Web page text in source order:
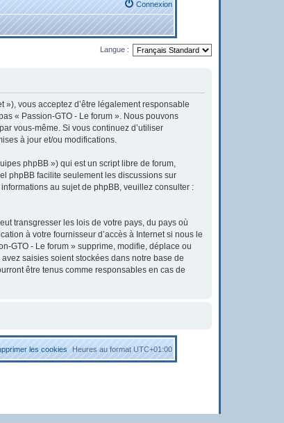
Connexion
Langue :
»), vous acceptez d’être légalement responsable
« Passion-GTO - Le forum ». Nous pouvons
vous-même. Si vous continuez d’utiliser
à jour et/ou modifications.
phpBB ») qui est un script libre de forum,
phpBB facilite seulement les discussions sur
au sujet de phpBB, veuillez consulter :
transgresser les lois de votre pays, du pays où
à votre fournisseur d’accès à Internet si nous le
GTO - Le forum » supprime, modifie, déplace ou
saisies soient stockées dans notre base de
être tenus comme responsables en cas de
Heures au formatUTC+01:00
les cookies